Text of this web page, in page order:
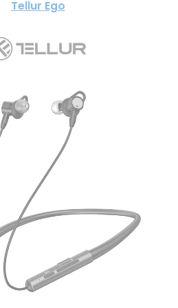
Tellur Ego